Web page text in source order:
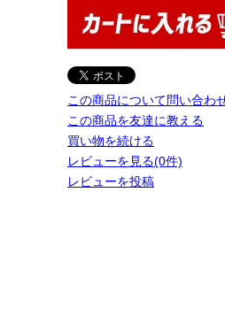
この商品について問い合わ
この商品を友達に教える
買い物を続ける
レビューを見る(0件)
レビューを投稿